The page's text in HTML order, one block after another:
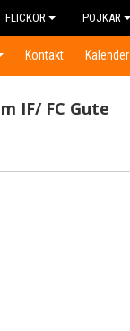
FLICKOR POJKAR
Kontakt Kalender
IF/ FC Gute